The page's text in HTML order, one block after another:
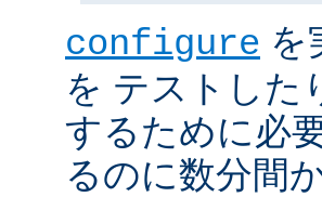
configure を
を テストした
するために必
るのに数分間